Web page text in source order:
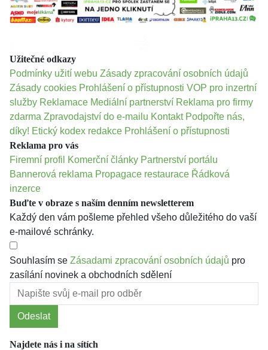
Užitečné odkazy
Podmínky užití webu Zásady zpracování osobních údajů
Zásady cookies Prohlášení o přístupnosti VOP pro inzertní
služby Reklamace Mediální partnerství Reklama pro firmy
zdarma Zpravodajství do e-mailu Kontakt Podpořte nás,
díky! Etický kodex redakce Prohlášení o přístupnosti
Reklama pro vás
Firemní profil
Komerční články Partnerství portálu
Bannerová reklama Propagace restaurace Řádková
inzerce
Buďte v obraze s naším denním newsletterem
Každý den vám pošleme přehled všeho důležitého do vaší
e-mailové schránky.
Souhlasím se Zásadami zpracování osobních údajů pro
zasílání novinek a obchodních sdělení
Odeslat
Najdete nás i na sítích